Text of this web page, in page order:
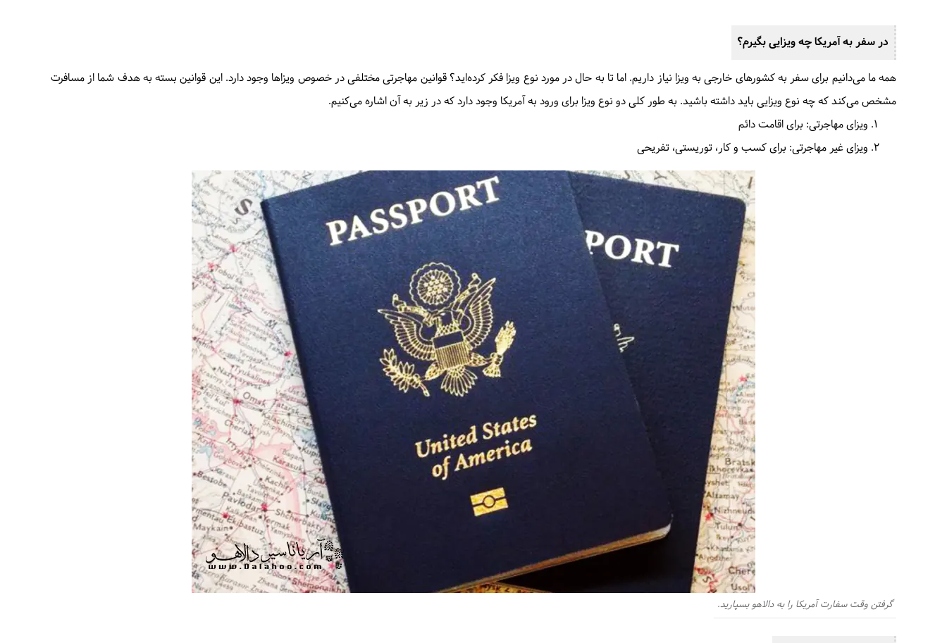
در سفر به آمریکا چه ویزایی بگیرم؟
همه ما می‌دانیم برای سفر به کشورهای خارجی به ویزا نیاز داریم. اما تا به حال در مورد نوع ویزا فکر کرده‌اید؟ قوانین مهاجرتی مختلفی در خصوص ویزاها وجود دارد. این قوانین بسته به هدف شما از مسافرت
مشخص می‌کند که چه نوع ویزایی باید داشته باشید. به طور کلی دو نوع ویزا برای ورود به آمریکا وجود دارد که در زیر به آن اشاره می‌کنیم.
ویزای مهاجرتی: برای اقامت دائم
ویزای غیر مهاجرتی: برای کسب و کار، توریستی، تفریحی
گرفتن وقت سفارت آمریکا را به دالاهو بسپارید.